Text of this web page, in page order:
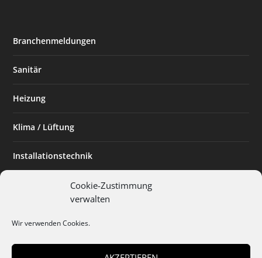
Cookie-Zustimmung
verwalten
Wir verwenden Cookies.
Branchenmeldungen
Sanitär
Heizung
Klima / Lüftung
Installationstechnik
Planen & Bauen
Installateur des Monats